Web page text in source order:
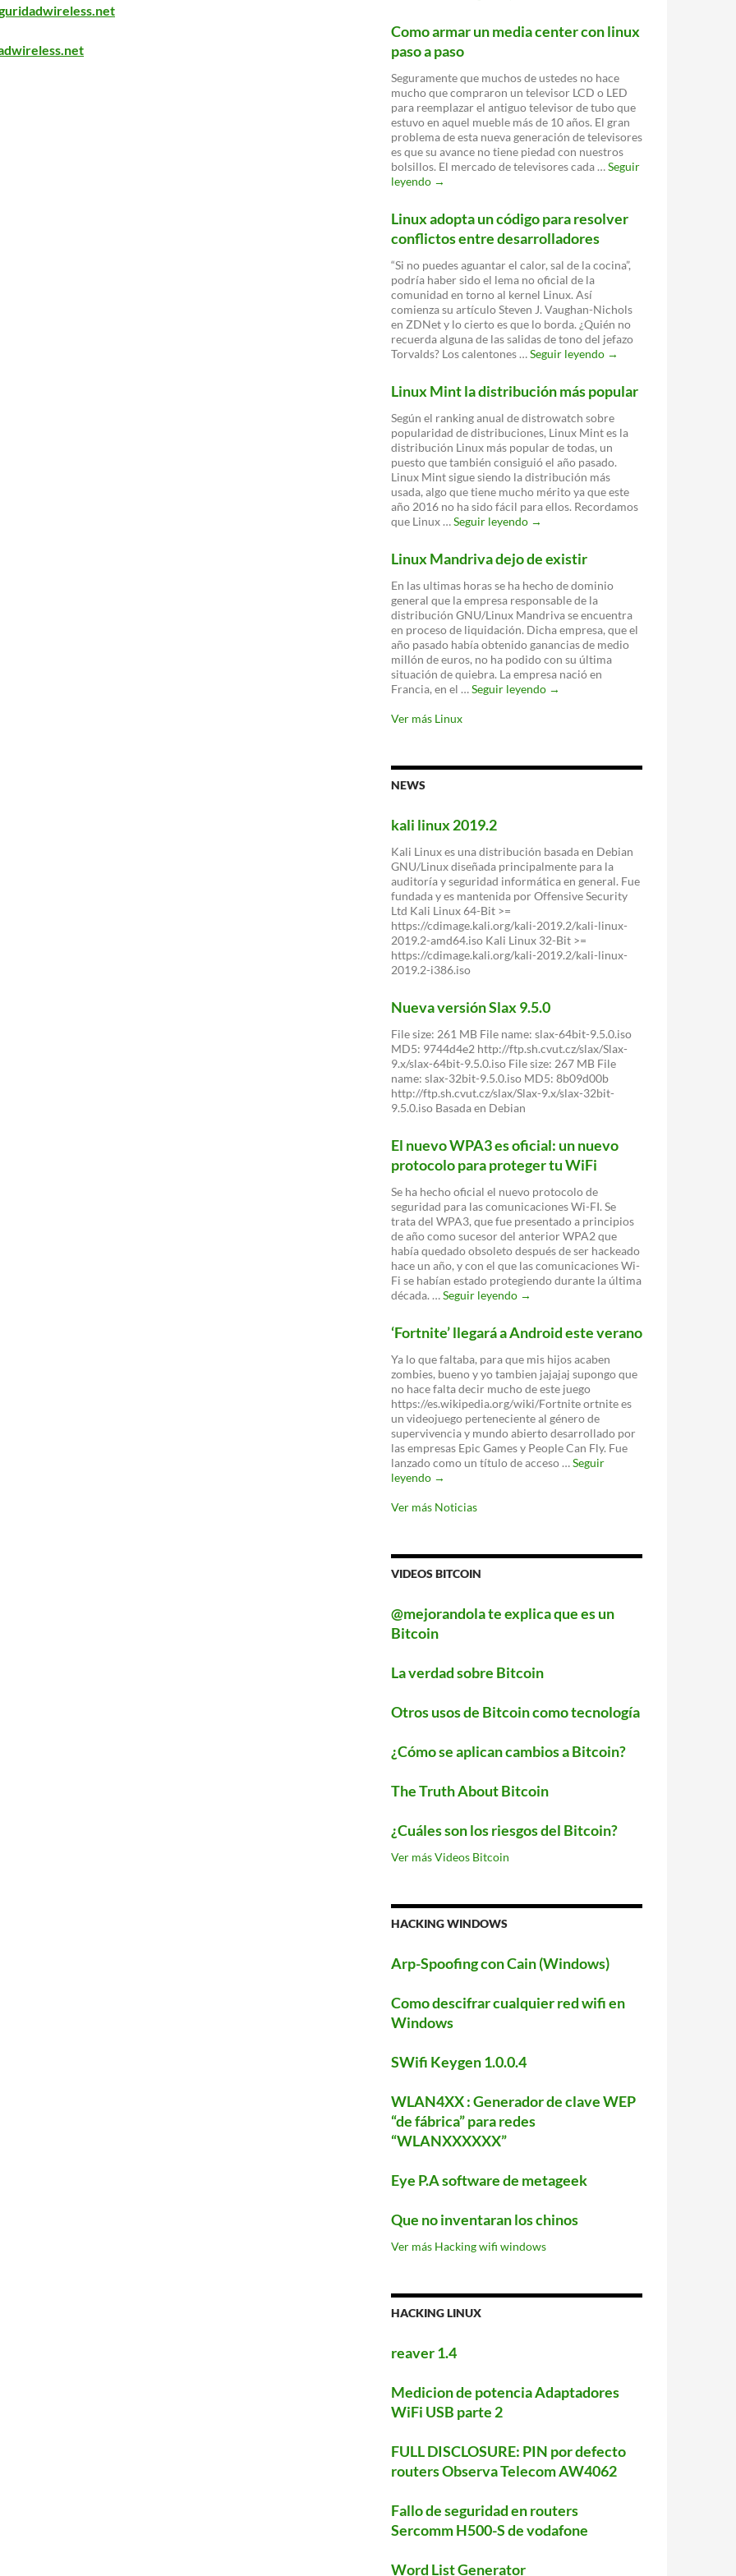
disponible
navegador
Firefox
para
Linux
Como armar un media center con linux
paso a paso
Seguramente que muchos de ustedes no hace
mucho que compraron un televisor LCD o LED
para reemplazar el antiguo televisor de tubo que
estuvo en aquel mueble más de 10 años. El gran
problema de esta nueva generación de televisores
es que su avance no tiene piedad con nuestros
bolsillos. El mercado de televisores cada …Seguir
leyendo Como
media
center
linux
paso
a
paso
→
Linux adopta un código para resolver
conflictos entre desarrolladores
“Si no puedes aguantar el calor, sal de la cocina”,
podría haber sido el lema no oficial de la
comunidad en torno al kernel Linux. Así
comienza su artículo Steven J. Vaughan-Nichols
en ZDNet y lo cierto es que lo borda. ¿Quién no
recuerda alguna de las salidas de tono del jefazo
Torvalds? Los calentones …Seguir leyendo Linux
código
resolver
conflictos
entre
desarrolladores
→
Linux Mint la distribución más popular
Según el ranking anual de distrowatch sobre
popularidad de distribuciones, Linux Mint es la
distribución Linux más popular de todas, un
puesto que también consiguió el año pasado.
Linux Mint sigue siendo la distribución más
usada, algo que tiene mucho mérito ya que este
año 2016 no ha sido fácil para ellos. Recordamos
que Linux …Seguir leyendo Linux
distribución
más
popular
→
Linux Mandriva dejo de existir
En las ultimas horas se ha hecho de dominio
general que la empresa responsable de la
distribución GNU/Linux Mandriva se encuentra
en proceso de liquidación. Dicha empresa, que el
año pasado había obtenido ganancias de medio
millón de euros, no ha podido con su última
situación de quiebra. La empresa nació en
Francia, en el …Seguir leyendo Linux
→
Ver más Linux
NEWS
kali linux 2019.2
Kali Linux es una distribución basada en Debian
GNU/Linux diseñada principalmente para la
auditoría y seguridad informática en general. Fue
fundada y es mantenida por Offensive Security
Ltd Kali Linux 64-Bit >=
https://cdimage.kali.org/kali-2019.2/kali-linux-
2019.2-amd64.iso Kali Linux 32-Bit >=
https://cdimage.kali.org/kali-2019.2/kali-linux-
2019.2-i386.iso
Nueva versión Slax 9.5.0
File size: 261 MB File name: slax-64bit-9.5.0.iso
MD5: 9744d4e2 http://ftp.sh.cvut.cz/slax/Slax-
9.x/slax-64bit-9.5.0.iso File size: 267 MB File
name: slax-32bit-9.5.0.iso MD5: 8b09d00b
http://ftp.sh.cvut.cz/slax/Slax-9.x/slax-32bit-
9.5.0.iso Basada en Debian
El nuevo WPA3 es oficial: un nuevo
protocolo para proteger tu WiFi
Se ha hecho oficial el nuevo protocolo de
seguridad para las comunicaciones Wi-FI. Se
trata del WPA3, que fue presentado a principios
de año como sucesor del anterior WPA2 que
había quedado obsoleto después de ser hackeado
hace un año, y con el que las comunicaciones Wi-
Fi se habían estado protegiendo durante la última
década. …Seguir leyendo El
es
oficial:
un
nuevo
protocolo
para
proteger
tu
WiFi
→
‘Fortnite’ llegará a Android este verano
Ya lo que faltaba, para que mis hijos acaben
zombies, bueno y yo tambien jajajaj supongo que
no hace falta decir mucho de este juego
https://es.wikipedia.org/wiki/Fortnite ortnite es
un videojuego perteneciente al género de
supervivencia y mundo abierto desarrollado por
las empresas Epic Games y People Can Fly. Fue
lanzado como un título de acceso …Seguir
leyendo ‘Fortnite’
a
→
Ver más Noticias
VIDEOS BITCOIN
@mejorandola te explica que es un
Bitcoin
La verdad sobre Bitcoin
Otros usos de Bitcoin como tecnología
¿Cómo se aplican cambios a Bitcoin?
The Truth About Bitcoin
¿Cuáles son los riesgos del Bitcoin?
Ver más Videos Bitcoin
HACKING WINDOWS
Arp-Spoofing con Cain (Windows)
Como descifrar cualquier red wifi en
Windows
SWifi Keygen 1.0.0.4
WLAN4XX : Generador de clave WEP
“de fábrica” para redes
“WLANXXXXXX”
Eye P.A software de metageek
Que no inventaran los chinos
Ver más Hacking wifi windows
HACKING LINUX
reaver 1.4
Medicion de potencia Adaptadores
WiFi USB parte 2
FULL DISCLOSURE: PIN por defecto
routers Observa Telecom AW4062
Fallo de seguridad en routers
Sercomm H500-S de vodafone
Word List Generator